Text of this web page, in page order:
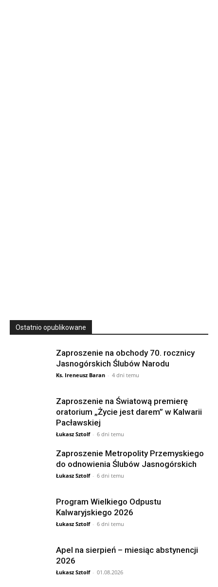
Ostatnio opublikowane
Zaproszenie na obchody 70. rocznicy
Jasnogórskich Ślubów Narodu
Ks. Ireneusz Baran - 4 dni temu
Zaproszenie na Światową premierę
oratorium „Życie jest darem” w Kalwarii
Pacławskiej
Łukasz Sztolf - 6 dni temu
Zaproszenie Metropolity Przemyskiego
do odnowienia Ślubów Jasnogórskich
Łukasz Sztolf - 6 dni temu
Program Wielkiego Odpustu
Kalwaryjskiego 2026
Łukasz Sztolf - 6 dni temu
Apel na sierpień – miesiąc abstynencji
2026
Łukasz Sztolf - 01.08.2026